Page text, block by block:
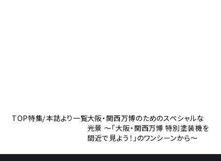
TOP特集/本誌より一覧大阪・関西万博のためのスペシャルな
光景 〜「大阪・関西万博 特別塗装機を
間近で見よう！」のワンシーンから〜